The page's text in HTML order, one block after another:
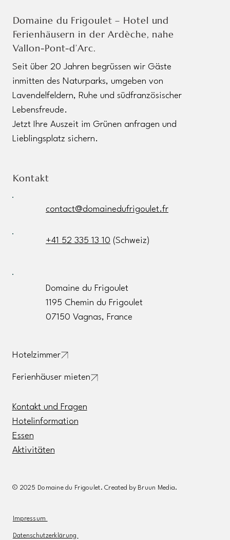
Impressum
Datenschutzerklärung
Domaine du Frigoulet – Hotel und
Ferienhäusern in der Ardèche, nahe
Vallon-Pont-d’Arc.
Seit über 20 Jahren begrüssen wir Gäste
inmitten des Naturparks, umgeben von
Lavendelfeldern, Ruhe und südfranzösischer
Lebensfreude.
Jetzt Ihre Auszeit im Grünen anfragen und
Lieblingsplatz sichern.
Kontakt
contact@domainedufrigoulet.fr
+41 52 335 13 10 (Schweiz)
Domaine du Frigoulet
1195 Chemin du Frigoulet
07150 Vagnas, France
Hotelzimmer
Ferienhäuser mieten
Kontakt und Fragen
Hotelinformation
Essen
Aktivitäten
© 2025 Domaine du Frigoulet. Created by Bruun Media.